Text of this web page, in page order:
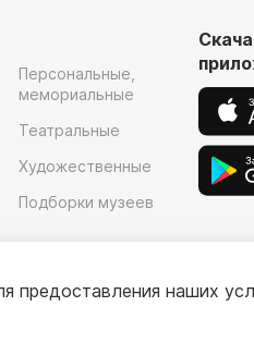
Персональные,
мемориальные
Театральные
Художественные
Подборки музеев
предоставления наших